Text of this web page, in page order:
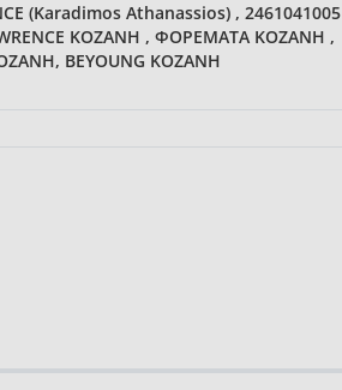
(Karadimos Athanassios) , 2461041005
ΚΟΖΑΝΗ , ΦΟΡΕΜΑΤΑ ΚΟΖΑΝΗ ,
BEYOUNG ΚΟΖΑΝΗ